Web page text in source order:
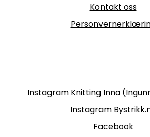
Kontakt oss
Instagram Knitting Inna
Instagram
Facebook